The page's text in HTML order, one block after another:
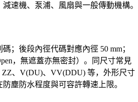
速機、泵浦、風扇與一般傳動機構。
；後段內徑代碼對應內徑 50 mm；
，無遮蓋亦無密封）。同尺寸常見
、V(DU)、VV(DDU) 等，外形尺寸
塵防水程度與可容許轉速上限。